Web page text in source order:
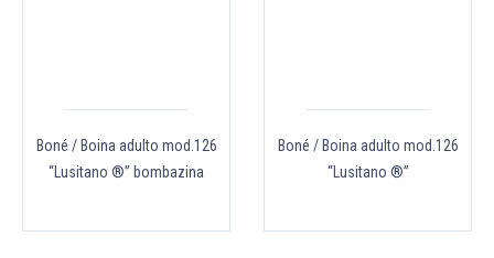
Boné / Boina adulto mod.126
“Lusitano ®” bombazina
Boné / Boina adulto mod.126
“Lusitano ®”